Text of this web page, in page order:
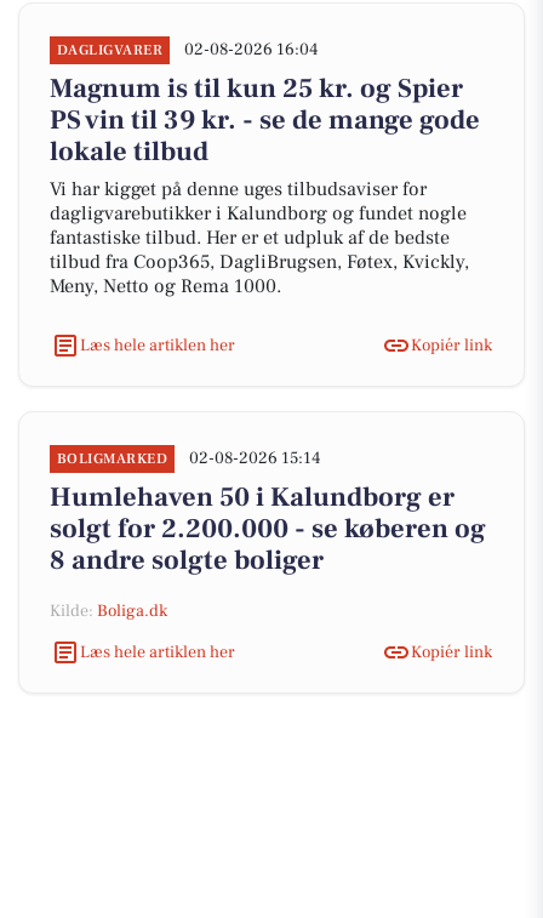
DAGLIGVARER 02-08-2026 16:04
Magnum is til kun 25 kr. og Spier
PS vin til 39 kr. - se de mange gode
lokale tilbud
Vi har kigget på denne uges tilbudsaviser for
dagligvarebutikker i Kalundborg og fundet nogle
fantastiske tilbud. Her er et udpluk af de bedste
tilbud fra Coop365, DagliBrugsen, Føtex, Kvickly,
Meny, Netto og Rema 1000.
Læs hele artiklen her Kopiér link
BOLIGMARKED 02-08-2026 15:14
Humlehaven 50 i Kalundborg er
solgt for 2.200.000 - se køberen og
8 andre solgte boliger
Kilde: Boliga.dk
Læs hele artiklen her
Kopiér link